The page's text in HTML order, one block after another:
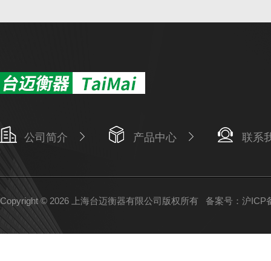
公司简介 产品中心 联系
Copyright © 2026 上海台迈衡器有限公司版权所有 备案号：沪ICP